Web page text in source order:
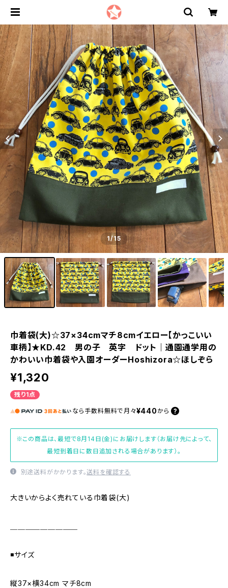
1/15
巾着袋(大)☆37×34cmマチ8cmイエロー【かっこいい
車柄】★KD.42 男の子 英字 ドット｜通園通学用の
かわいい巾着袋や入園オーダーHoshizora☆ほしぞら
¥1,320
残り1点
なら 手数料無料で 月々¥440 から
※この商品は、最短で8月14日(金)にお届けします（お届け先によって、
最短到着日に数日追加される場合があります）。
別途送料がかかります。送料を確認する
大きいからよく売れている巾着袋(大)
◾️サイズ
縦37×横34cm マチ8cm